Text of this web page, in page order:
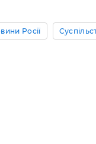
Росії